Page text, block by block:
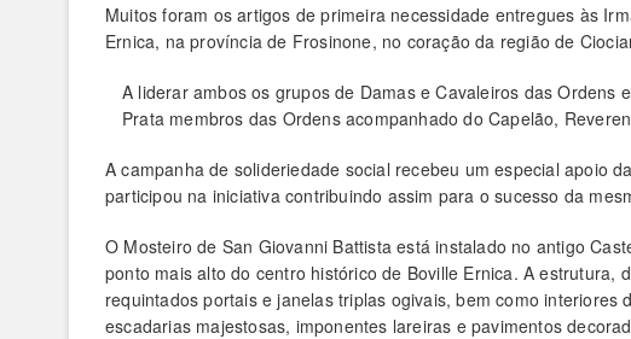
Muitos foram os artigos de primeira necessidade entregues às
Ernica, na província de Frosinone, no coração da região de
A liderar ambos os grupos de Damas e Cavaleiros das Ordens
Prata membros das Ordens acompanhado do Capelão,
A campanha de solideriedade social recebeu um especial apoio
participou na iniciativa contribuindo assim para o sucesso da
O Mosteiro de San Giovanni Battista está instalado no antigo
ponto mais alto do centro histórico de Boville Ernica. A estrutura,
requintados portais e janelas triplas ogivais, bem como
escadarias majestosas, imponentes lareiras e pavimentos